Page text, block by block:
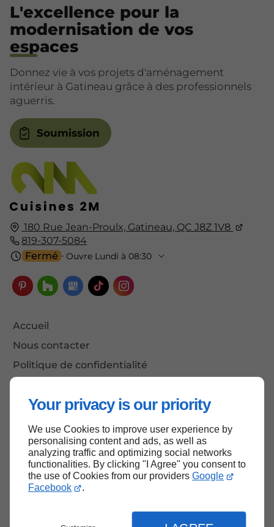
Your privacy is our priority
We use Cookies to improve user experience by
personalising content and ads, as well as
analyzing traffic and optimizing social networks
functionalities. By clicking "I Agree" you consent to
the use of Cookies from our providers Google
Facebook
.
180 Rue Jean-Proulx, Gatineau, QC J8Z 1V8
819-307-5084
Fermé ⋅ Ouvre Lundi à 08:30
Accueil
Nous contacter
Politique de confidentialité
L'excellence pour la
modernisation de vos
espaces
Donnez vie à vos projets d'aménagement
intérieur à Gatineau grâce à des professionnels
aguerris.
Soumission
Haut de page